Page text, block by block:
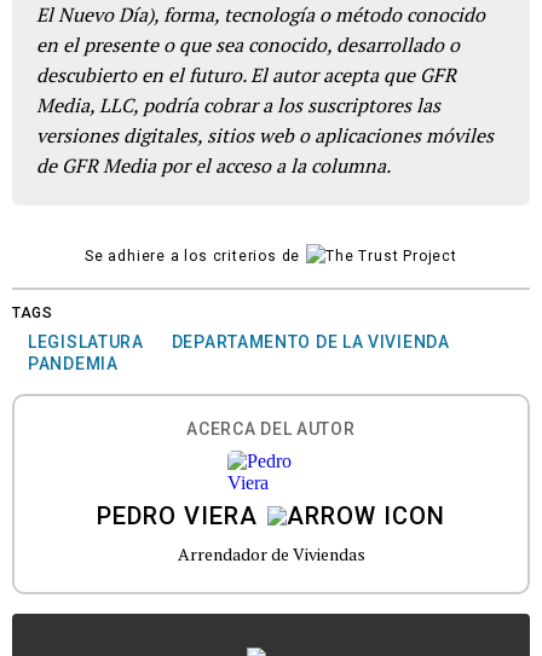
El Nuevo Día), forma, tecnología o método conocido
en el presente o que sea conocido, desarrollado o
descubierto en el futuro. El autor acepta que GFR
Media, LLC, podría cobrar a los suscriptores las
versiones digitales, sitios web o aplicaciones móviles
de GFR Media por el acceso a la columna.
Se adhiere a los criterios de
TAGS
LEGISLATURA
DEPARTAMENTO DE LA VIVIENDA
PANDEMIA
ACERCA DEL AUTOR
PEDRO VIERA
Arrendador de Viviendas